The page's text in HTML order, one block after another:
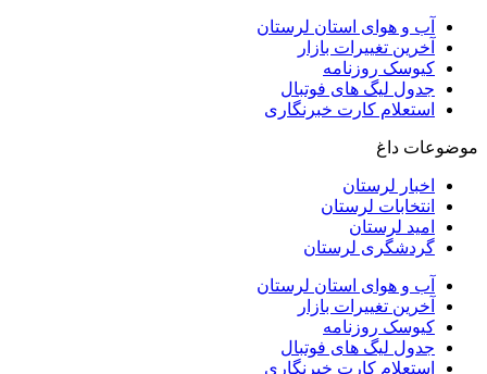
آب و هوای استان لرستان
آخرین تغییرات بازار
کیوسک روزنامه
جدول لیگ های فوتبال
استعلام کارت خبرنگاری
موضوعات داغ
اخبار لرستان
انتخابات لرستان
امید لرستان
گردشگری لرستان
آب و هوای استان لرستان
آخرین تغییرات بازار
کیوسک روزنامه
جدول لیگ های فوتبال
استعلام کارت خبرنگاری